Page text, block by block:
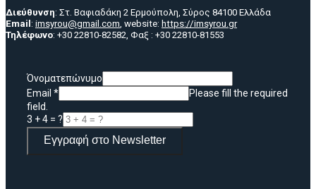
Διεύθυνση: Στ. Βαφιαδάκη 2 Ερμούπολη, Σύρος 84100 Ελλάδα
Email: imsyrou@gmail.com , website: https://imsyrou.gr
Τηλέφωνο: +30 22810-82582, Φαξ : +30 22810-81553
Όνοματεπώνυμο
Email *
Please fill the required
field.
3 + 4 = ?
Εγγραφή στο Newsletter